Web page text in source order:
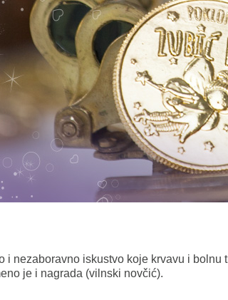
i nezaboravno iskustvo koje krvavu i
je i nagrada (vilnski novčić).